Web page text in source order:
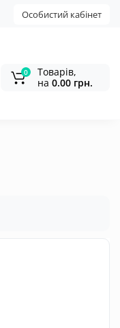
Особистий кабінет
0
Товарів,
на 0.00 грн.